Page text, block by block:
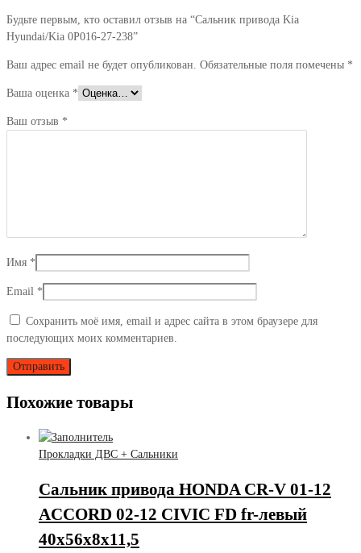
Будьте первым, кто оставил отзыв на “Сальник привода Kia
Hyundai/Kia 0P016-27-238”
Ваш адрес email не будет опубликован. Обязательные поля помечены *
Ваша оценка *
Ваш отзыв *
Имя *
Email *
Сохранить моё имя, email и адрес сайта в этом браузере для
последующих моих комментариев.
Похожие товары
Прокладки ДВС + Сальники
Сальник привода HONDA CR-V 01-12
ACCORD 02-12 CIVIC FD fr-левый
40х56х8х11,5